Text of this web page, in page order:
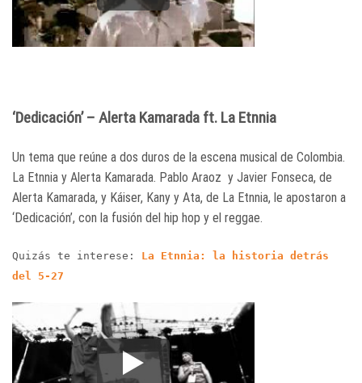
‘Dedicación’ – Alerta Kamarada ft. La Etnnia
Un tema que reúne a dos duros de la escena musical de Colombia.
La Etnnia y Alerta Kamarada. Pablo Araoz y Javier Fonseca, de
Alerta Kamarada, y Káiser, Kany y Ata, de La Etnnia, le apostaron a
‘Dedicación’, con la fusión del hip hop y el reggae.
Quizás te interese: La Etnnia: la historia detrás
del 5-27